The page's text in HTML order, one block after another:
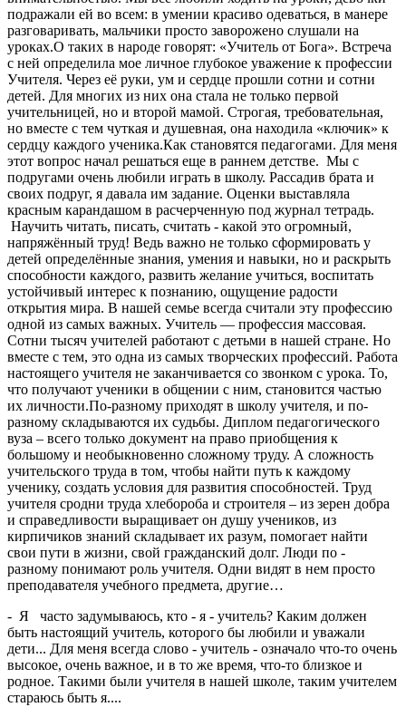
подражали ей во всем: в умении красиво одеваться, в манере
разговаривать, мальчики просто заворожено слушали на
уроках.О таких в народе говорят: «Учитель от Бога». Встреча
с ней определила мое личное глубокое уважение к профессии
Учителя. Через её руки, ум и сердце прошли сотни и сотни
детей. Для многих из них она стала не только первой
учительницей, но и второй мамой. Строгая, требовательная,
но вместе с тем чуткая и душевная, она находила «ключик» к
сердцу каждого ученика.Как становятся педагогами. Для меня
этот вопрос начал решаться еще в раннем детстве. Мы с
подругами очень любили играть в школу. Рассадив брата и
своих подруг, я давала им задание. Оценки выставляла
красным карандашом в расчерченную под журнал тетрадь.
Научить читать, писать, считать - какой это огромный,
напряжённый труд! Ведь важно не только сформировать у
детей определённые знания, умения и навыки, но и раскрыть
способности каждого, развить желание учиться, воспитать
устойчивый интерес к познанию, ощущение радости
открытия мира. В нашей семье всегда считали эту профессию
одной из самых важных. Учитель — профессия массовая.
Сотни тысяч учителей работают с детьми в нашей стране. Но
вместе с тем, это одна из самых творческих профессий. Работа
настоящего учителя не заканчивается со звонком с урока. То,
что получают ученики в общении с ним, становится частью
их личности.По-разному приходят в школу учителя, и по-
разному складываются их судьбы. Диплом педагогического
вуза – всего только документ на право приобщения к
большому и необыкновенно сложному труду. А сложность
учительского труда в том, чтобы найти путь к каждому
ученику, создать условия для развития способностей. Труд
учителя сродни труда хлебороба и строителя – из зерен добра
и справедливости выращивает он душу учеников, из
кирпичиков знаний складывает их разум, помогает найти
свои пути в жизни, свой гражданский долг. Люди по -
разному понимают роль учителя. Одни видят в нем просто
преподавателя учебного предмета, другие…
- Я часто задумываюсь, кто - я - учитель? Каким должен
быть настоящий учитель, которого бы любили и уважали
дети... Для меня всегда слово - учитель - означало что-то очень
высокое, очень важное, и в то же время, что-то близкое и
родное. Такими были учителя в нашей школе, таким учителем
стараюсь быть я....